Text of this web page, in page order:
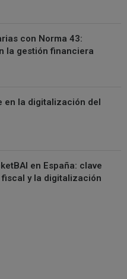
con Norma 43:
la gestión financiera
en la digitalización del
en España: clave
y la digitalización